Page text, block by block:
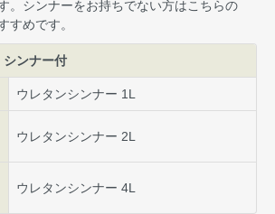
。シンナーをお持ちでない方はこちらの
すめです。
ンナー付
ウレタンシンナー 1L
ウレタンシンナー 2L
ウレタンシンナー 4L